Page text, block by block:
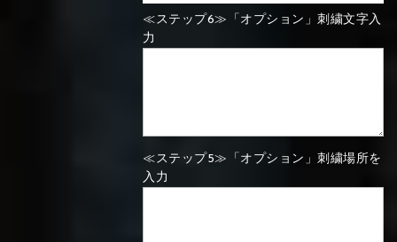
⑰Silver ⑱Green
≪ステップ6≫「オプション」刺繍文字入
力
≪ステップ5≫「オプション」刺繍場所を
入力